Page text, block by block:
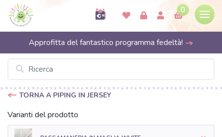
0
Approfitta del fantastico programma fedeltà!
TORNA A PIPING IN JERSEY
Varianti del prodotto